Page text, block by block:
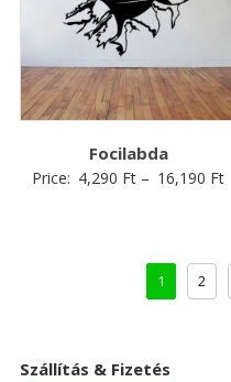
Focilabda
Price: 4,290 Ft – 16,190 Ft
1 2
Szállítás & Fizetés